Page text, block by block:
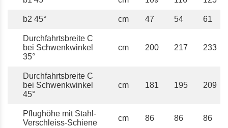
b2 45° cm 47 54 61
Durchfahrtsbreite C
bei Schwenkwinkel
35°
cm 200 217 233
Durchfahrtsbreite C
bei Schwenkwinkel
45°
cm 181 195 209
Pflughöhe mit Stahl-
Verschleiss-Schiene
cm 86 86 86